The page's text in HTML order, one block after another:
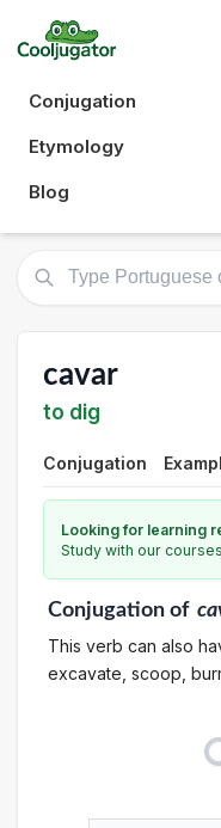
Conjugation
Etymology
Blog
cavar
to dig
Conjugation
Looking for learning
Study with our
Conjugationof
This verb can also
excavate, scoop,